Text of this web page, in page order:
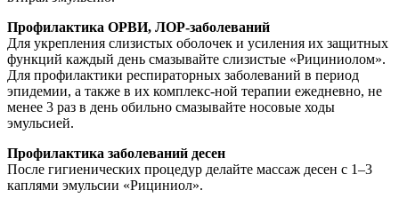
Профилактика ОРВИ, ЛОР-заболеваний
Для укрепления слизистых оболочек и усиления их защитных
функций каждый день смазывайте слизистые «Рициниолом».
Для профилактики респираторных заболеваний в период
эпидемии, а также в их комплекс-ной терапии ежедневно, не
менее 3 раз в день обильно смазывайте носовые ходы
эмульсией.
Профилактика заболеваний десен
После гигиенических процедур делайте массаж десен с 1–3
каплями эмульсии «Рициниол».